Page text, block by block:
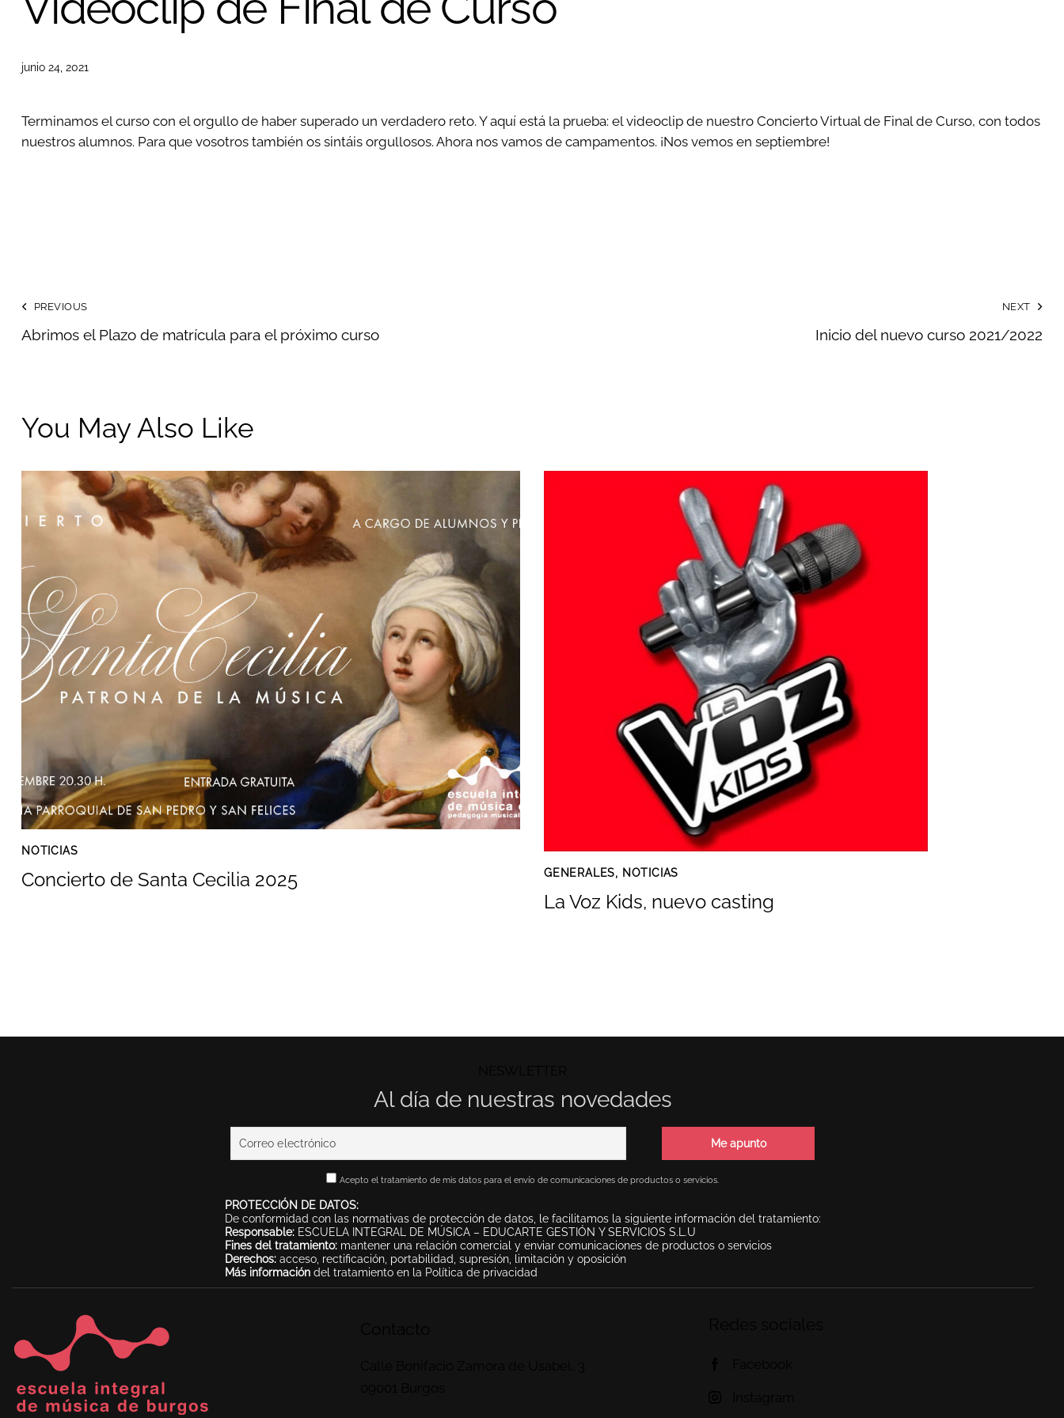
junio 24, 2021
Terminamos el curso con el orgullo de haber superado un verdadero reto. Y aquí está la prueba: elvideoclip de nuestro Concierto Virtual de Final de Curso, con todos
nuestros alumnos. Para que vosotros también os sintáis orgullosos. Ahora nos vamos de campamentos. ¡Nos vemos en septiembre!
PREVIOUS
Abrimos el Plazo de matrícula para el próximo curso
NEXT
Inicio del nuevo curso 2021/2022
You May Also Like
NOTICIAS
Concierto de Santa Cecilia 2025 GENERALES, NOTICIAS
La Voz Kids, nuevo casting
Al día de nuestras novedades
Acepto el tratamiento de mis datos para el envío de comunicaciones de productos o servicios.
PROTECCIÓN DE DATOS:
De conformidad con las normativas de protección de datos, le facilitamos la siguiente información del tratamiento:
Responsable:ESCUELA INTEGRAL DE MÚSICA – EDUCARTE GESTIÓN Y SERVICIOS S.L.U
Fines del tratamiento:mantener una relación comercial y enviar comunicaciones de productos o servicios
Derechos:acceso, rectificación, portabilidad, supresión, limitación y oposición
Más informacióndel tratamiento en la Política de privacidad